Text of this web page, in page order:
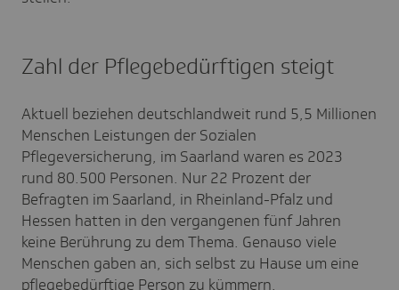
Zahl der Pflegebedürftigen steigt
Aktuell beziehen deutschlandweit rund 5,5 Millionen
Menschen Leistungen der Sozialen
Pflegeversicherung, im Saarland waren es 2023
rund 80.500 Personen. Nur 22 Prozent der
Befragten im Saarland, in Rheinland-Pfalz und
Hessen hatten in den vergangenen fünf Jahren
keine Berührung zu dem Thema. Genauso viele
Menschen gaben an, sich selbst zu Hause um eine
pflegebedürftige Person zu kümmern.